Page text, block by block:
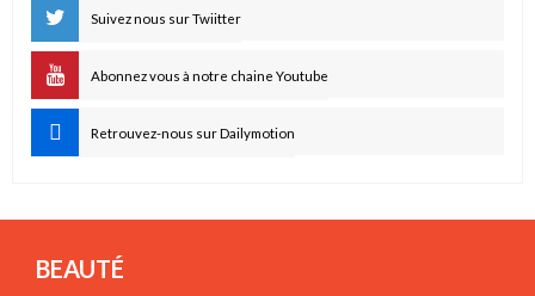
Suivez nous sur Twiitter
Abonnez vous à notre chaine Youtube
Retrouvez-nous sur Dailymotion
BEAUTÉ